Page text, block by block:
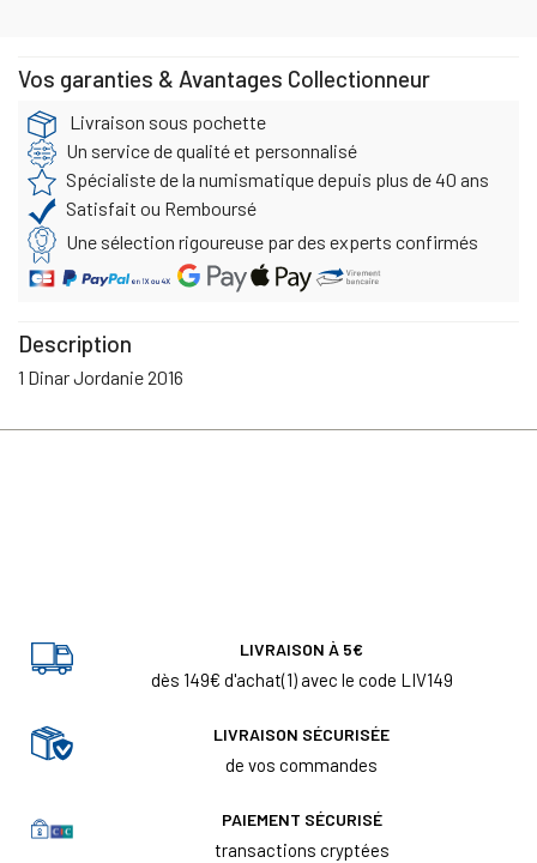
Vos garanties & Avantages Collectionneur
Livraison sous pochette
Un service de qualité et personnalisé
Spécialiste de la numismatique depuis plus de 40 ans
Satisfait ou Remboursé
Une sélection rigoureuse par des experts confirmés
Description
1 Dinar Jordanie 2016
LIVRAISON À 5€
dès 149€ d'achat(1) avec le code LIV149
LIVRAISON SÉCURISÉE
de vos commandes
PAIEMENT SÉCURISÉ
transactions cryptées